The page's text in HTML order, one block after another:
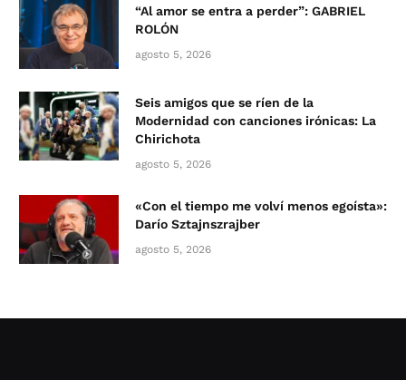
“Al amor se entra a perder”: GABRIEL
ROLÓN
agosto 5, 2026
Seis amigos que se ríen de la
Modernidad con canciones irónicas: La
Chirichota
agosto 5, 2026
«Con el tiempo me volví menos egoísta»:
Darío Sztajnszrajber
agosto 5, 2026